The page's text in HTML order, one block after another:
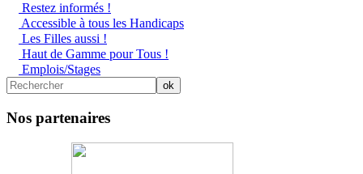
Restez informés !
Accessible à tous les Handicaps
Les Filles aussi !
Haut de Gamme pour Tous !
Emplois/Stages
Nos partenaires